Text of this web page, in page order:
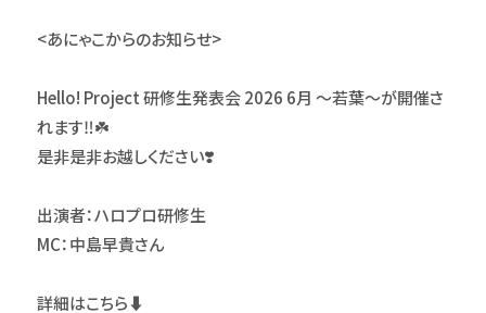
<あにゃこからのお知らせ>
Hello! Project 研修生発表会 2026 6月 ～若葉～が開催さ
れます‼️☘️
是非是非お越しください❣️
出演者：ハロプロ研修生
MC：中島早貴さん
詳細はこちら⬇️